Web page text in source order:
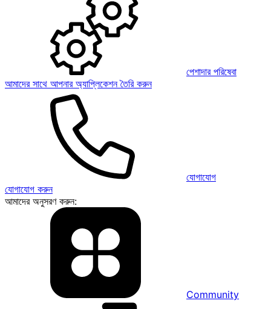
পেশাদার পরিষেবা
আমাদের সাথে আপনার অ্যাপ্লিকেশন তৈরি করুন
যোগাযোগ
যোগাযোগ করুন
আমাদের অনুসরণ করুন:
Community